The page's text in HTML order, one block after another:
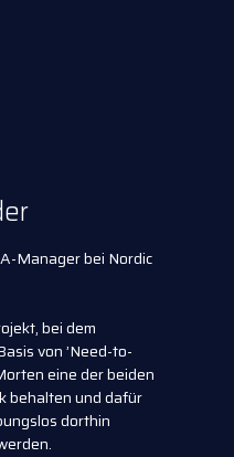
Manager bei Nordic
bei dem
von ’Need-to-
eine der beiden
behalten und dafür
dorthin